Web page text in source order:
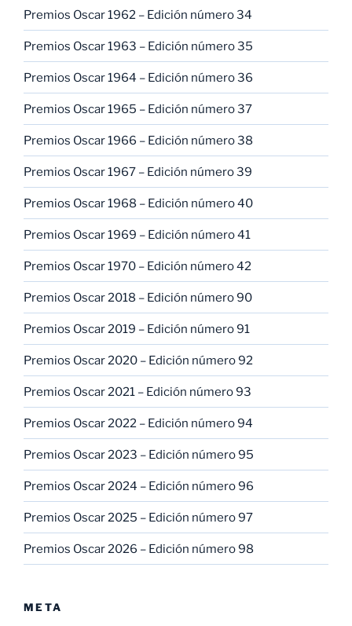
Premios Oscar 1962 – Edición número 34
Premios Oscar 1963 – Edición número 35
Premios Oscar 1964 – Edición número 36
Premios Oscar 1965 – Edición número 37
Premios Oscar 1966 – Edición número 38
Premios Oscar 1967 – Edición número 39
Premios Oscar 1968 – Edición número 40
Premios Oscar 1969 – Edición número 41
Premios Oscar 1970 – Edición número 42
Premios Oscar 2018 – Edición número 90
Premios Oscar 2019 – Edición número 91
Premios Oscar 2020 – Edición número 92
Premios Oscar 2021 – Edición número 93
Premios Oscar 2022 – Edición número 94
Premios Oscar 2023 – Edición número 95
Premios Oscar 2024 – Edición número 96
Premios Oscar 2025 – Edición número 97
Premios Oscar 2026 – Edición número 98
META